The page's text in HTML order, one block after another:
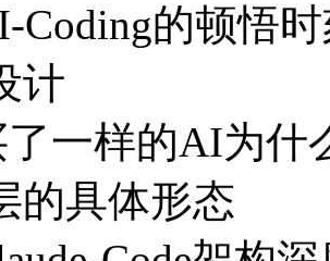
Coding的顿悟
计
一样的AI为什
的具体形态